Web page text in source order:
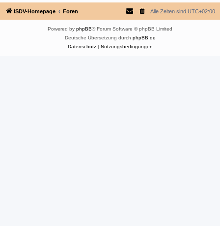
ISDV-Homepage Foren Alle Zeiten sind UTC+02:00
Powered by phpBB® Forum Software © phpBB Limited
Deutsche Übersetzung durch phpBB.de
Datenschutz| Nutzungsbedingungen